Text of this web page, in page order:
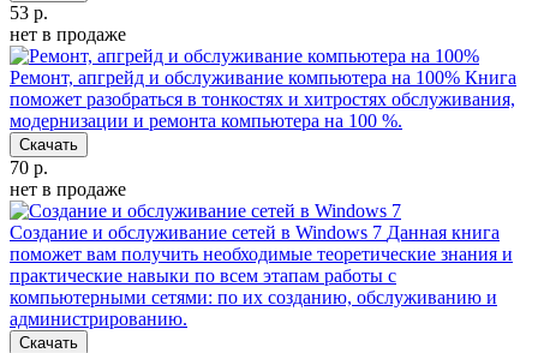
53 р.
нет в продаже
Ремонт, апгрейд и обслуживание компьютера на 100% Книга
поможет разобраться в тонкостях и хитростях обслуживания,
модернизации и ремонта компьютера на 100 %.
Скачать
70 р.
нет в продаже
Создание и обслуживание сетей в Windows 7 Данная книга
поможет вам получить необходимые теоретические знания и
практические навыки по всем этапам работы с
компьютерными сетями: по их созданию, обслуживанию и
администрированию.
Скачать